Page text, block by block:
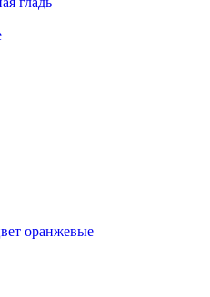
оранжевые